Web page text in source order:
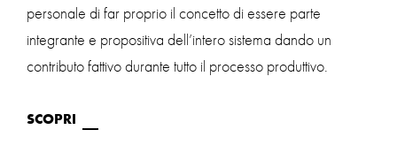
personale di far proprio il concetto di essere parte
integrante e propositiva dell’intero sistema dando un
contributo fattivo durante tutto il processo produttivo.
SCOPRI